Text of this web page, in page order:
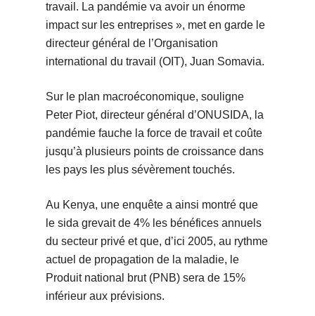
travail. La pandémie va avoir un énorme
impact sur les entreprises », met en garde le
directeur général de l’Organisation
international du travail (OIT), Juan Somavia.
Sur le plan macroéconomique, souligne
Peter Piot, directeur général d’ONUSIDA, la
pandémie fauche la force de travail et coûte
jusqu’à plusieurs points de croissance dans
les pays les plus sévèrement touchés.
Au Kenya, une enquête a ainsi montré que
le sida grevait de 4% les bénéfices annuels
du secteur privé et que, d’ici 2005, au rythme
actuel de propagation de la maladie, le
Produit national brut (PNB) sera de 15%
inférieur aux prévisions.